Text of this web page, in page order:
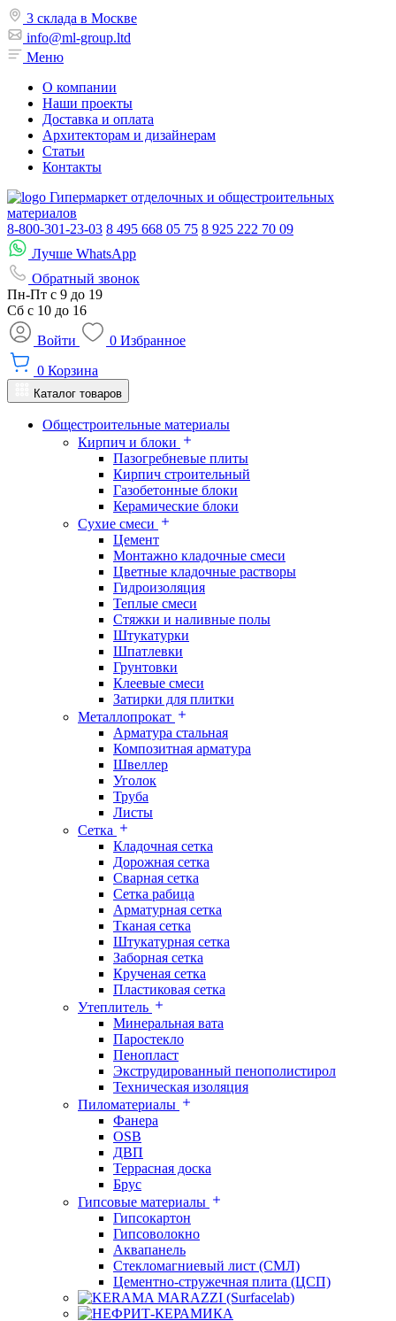
3 склада в Москве
info@ml-group.ltd
Меню
О компании
Наши проекты
Доставка и оплата
Архитекторам и дизайнерам
Статьи
Контакты
Гипермаркет отделочных и общестроительных
материалов
8-800-301-23-03 8 495 668 05 75 8 925 222 70 09
Лучше WhatsApp
Обратный звонок
Пн-Пт с 9 до 19
Сб с 10 до 16
Войти
0 Избранное
0 Корзина
Каталог товаров
Общестроительные материалы
Кирпич и блоки
Пазогребневые плиты
Кирпич строительный
Газобетонные блоки
Керамические блоки
Сухие смеси
Цемент
Монтажно кладочные смеси
Цветные кладочные растворы
Гидроизоляция
Теплые смеси
Стяжки и наливные полы
Штукатурки
Шпатлевки
Грунтовки
Клеевые смеси
Затирки для плитки
Металлопрокат
Арматура стальная
Композитная арматура
Швеллер
Уголок
Труба
Листы
Сетка
Кладочная сетка
Дорожная сетка
Сварная сетка
Сетка рабица
Арматурная сетка
Тканая сетка
Штукатурная сетка
Заборная сетка
Крученая сетка
Пластиковая сетка
Утеплитель
Минеральная вата
Паростекло
Пенопласт
Экструдированный пенополистирол
Техническая изоляция
Пиломатериалы
Фанера
OSB
ДВП
Террасная доска
Брус
Гипсовые материалы
Гипсокартон
Гипсоволокно
Аквапанель
Стекломагниевый лист (СМЛ)
Цементно-стружечная плита (ЦСП)